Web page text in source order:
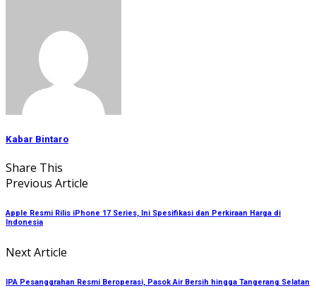
Kabar Bintaro
Share This
Previous Article
Apple Resmi Rilis iPhone 17 Series, Ini Spesifikasi dan Perkiraan Harga di
Indonesia
Next Article
IPA Pesanggrahan Resmi Beroperasi, Pasok Air Bersih hingga Tangerang Selatan